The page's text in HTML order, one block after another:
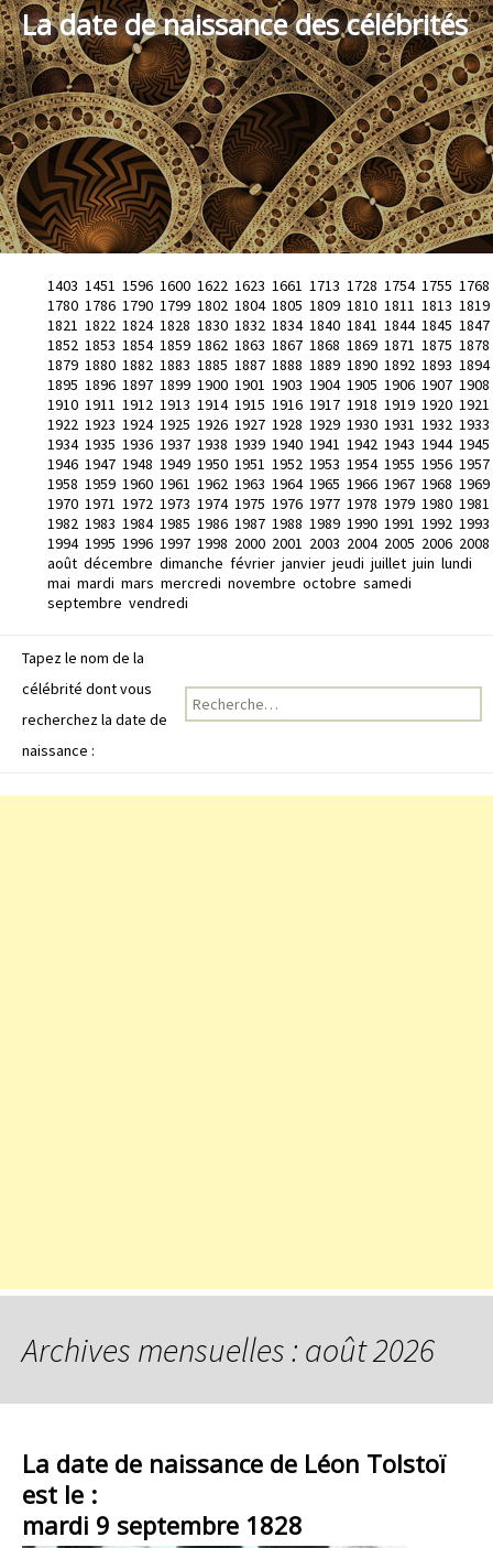
La date de naissance des célébrités
1403 1451 1596 1600 1622 1623 1661 1713 1728 1754 1755 1768
1780 1786 1790 1799 1802 1804 1805 1809 1810 1811 1813 1819
1821 1822 1824 1828 1830 1832 1834 1840 1841 1844 1845 1847
1852 1853 1854 1859 1862 1863 1867 1868 1869 1871 1875 1878
1879 1880 1882 1883 1885 1887 1888 1889 1890 1892 1893 1894
1895 1896 1897 1899 1900 1901 1903 1904 1905 1906 1907 1908
1910 1911 1912 1913 1914 1915 1916 1917 1918 1919 1920 1921
1922 1923 1924 1925 1926 1927 1928 1929 1930 1931 1932 1933
1934 1935 1936 1937 1938 1939 1940 1941 1942 1943 1944 1945
1946 1947 1948 1949 1950 1951 1952 1953 1954 1955 1956 1957
1958 1959 1960 1961 1962 1963 1964 1965 1966 1967 1968 1969
1970 1971 1972 1973 1974 1975 1976 1977 1978 1979 1980 1981
1982 1983 1984 1985 1986 1987 1988 1989 1990 1991 1992 1993
1994 1995 1996 1997 1998 2000 2001 2003 2004 2005 2006 2008
août décembre dimanche février janvier jeudi juillet juin lundi
mai mardi mars mercredi novembre octobre samedi
septembre vendredi
Tapez le nom de la
célébrité dont vous
recherchez la date de
naissance :
Recherche pour :
Archives mensuelles : août 2026
La date de naissance de Léon Tolstoï
est le :
mardi 9 septembre 1828